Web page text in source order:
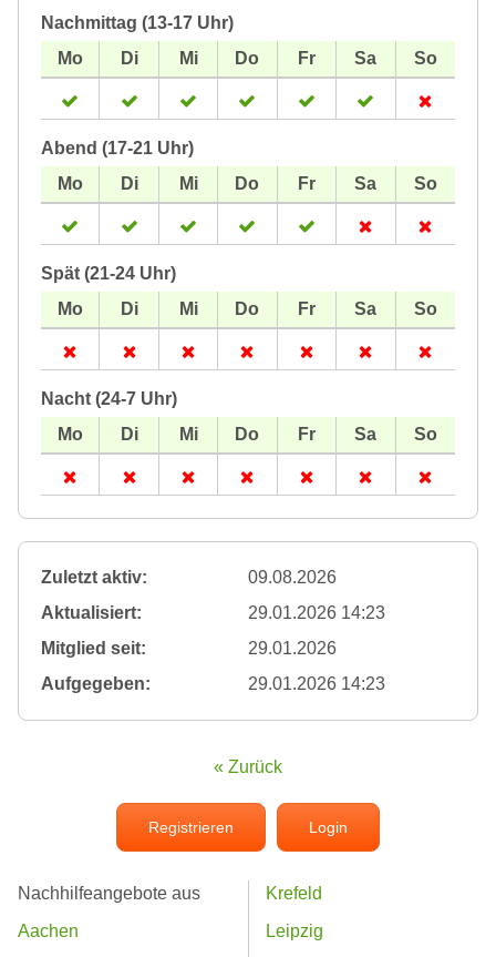
Nachmittag (13-17 Uhr)
Abend (17-21 Uhr)
Spät (21-24 Uhr)
Nacht (24-7 Uhr)
Zuletzt aktiv:
09.08.2026
Aktualisiert:
29.01.2026 14:23
Mitglied seit:
29.01.2026
Aufgegeben:
29.01.2026 14:23
« Zurück
Registrieren Login
Nachhilfeangebote aus
Aachen
Krefeld
Leipzig